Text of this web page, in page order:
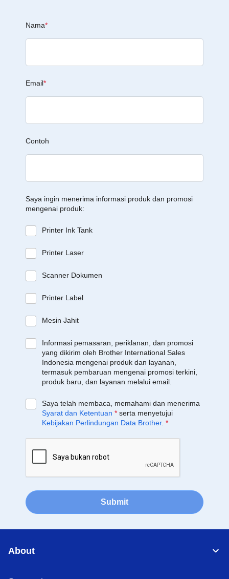
Nama*
Email*
Contoh
Saya ingin menerima informasi produk dan promosi
mengenai produk:
Printer Ink Tank
Printer Laser
Scanner Dokumen
Printer Label
Mesin Jahit
Informasi pemasaran, periklanan, dan promosi
yang dikirim oleh Brother International Sales
Indonesia mengenai produk dan layanan,
termasuk pembaruan mengenai promosi terkini,
produk baru, dan layanan melalui email.
Saya telah membaca, memahami dan menerima
Syarat dan Ketentuan * serta menyetujui
Kebijakan Perlindungan Data Brother. *
Submit
About